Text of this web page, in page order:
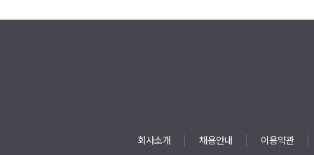
회사소개 채용안내 이용약관